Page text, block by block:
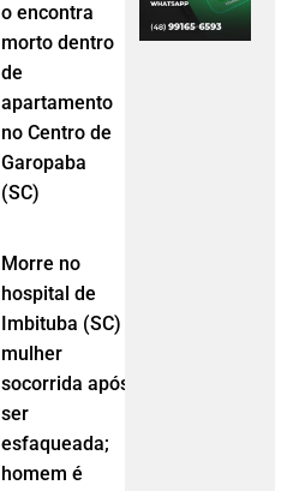
o encontra
morto dentro
de
apartamento
no Centro de
Garopaba
(SC)
Morre no
hospital de
Imbituba (SC)
mulher
socorrida após
ser
esfaqueada;
homem é